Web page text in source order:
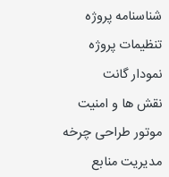
شناسنامه پروژه
تنظیمات پروژه
نمودار گانت
نقش ها و امنیت
موتور طراحی چرخه
مدیریت منابع